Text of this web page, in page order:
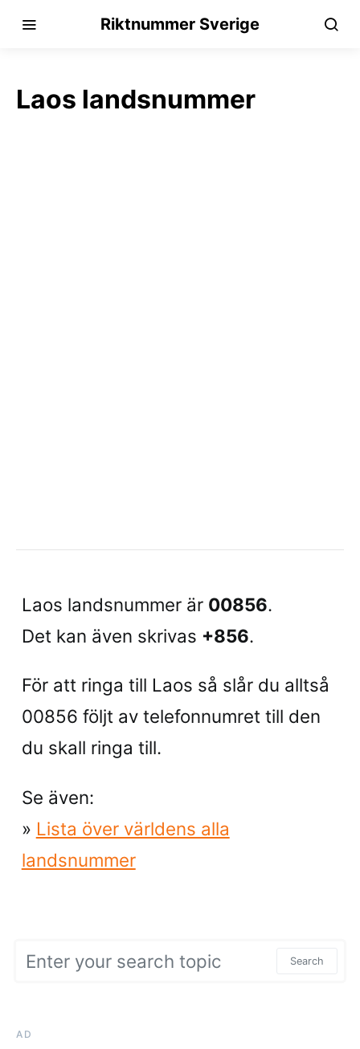
Riktnummer Sverige
Laos landsnummer
Laos landsnummer är 00856.
Det kan även skrivas +856.
För att ringa till Laos så slår du alltså
00856 följt av telefonnumret till den
du skall ringa till.
Se även:
» Lista över världens alla
landsnummer
Search
AD